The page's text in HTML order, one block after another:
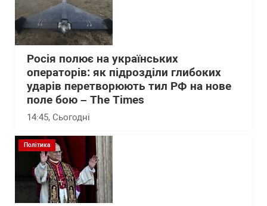
Росія полює на українських
операторів: як підрозділи глибоких
ударів перетворюють тил РФ на нове
поле бою – The Times
14:45, Сьогодні
Політика